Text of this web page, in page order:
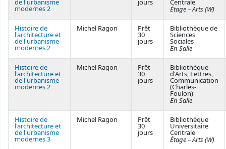
de l'urbanisme
modernes 2
jours Centrale
Étage – Arts (W)
Histoire de
l'architecture et
de l'urbanisme
modernes 2
Michel Ragon Prêt
30
jours
Bibliothèque de
Sciences
Sociales
En Salle
Histoire de
l'architecture et
de l'urbanisme
modernes 2
Michel Ragon Prêt
30
jours
Bibliothèque
d'Arts, Lettres,
Communication
(Charles-
Foulon)
En Salle
Histoire de
l'architecture et
de l'urbanisme
modernes 3
Michel Ragon Prêt
30
jours
Bibliothèque
Universitaire
Centrale
Étage – Arts (W)